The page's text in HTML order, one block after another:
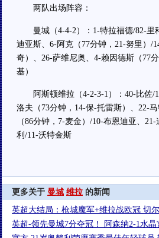
两队出场阵容：
曼城（4-4-2）：1-特拉福德/82-里
迪亚斯、6-阿克（77分钟，21-努里）/
奇）、26-萨维尼奥、4-赖因德斯（77
基）
阿斯顿维拉（4-2-3-1）：40-比佐/
洛夫（73分钟，14-保-托雷斯）、22-
（86分钟，7-麦金）/10-布恩迪亚、
利/11-沃特金斯
更多关于 曼城 维拉 的新闻
英超大结局：枪城魔军+维拉战欧冠 切
英超-领先曼城7分夺冠！ 阿森纳2-1水晶